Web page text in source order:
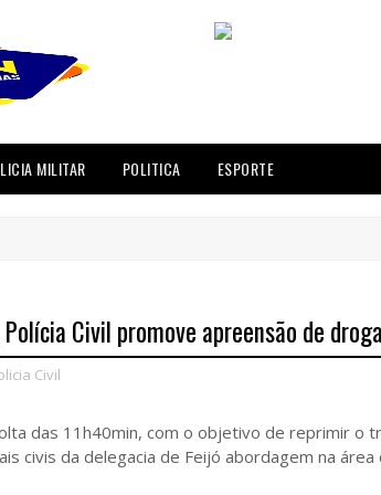
MILITAR POLITICA ESPORTE
Civil promove apreensão de
Civil
das 11h40min, com o objetivo de reprimir o
civis da delegacia de Feijó abordagem na área